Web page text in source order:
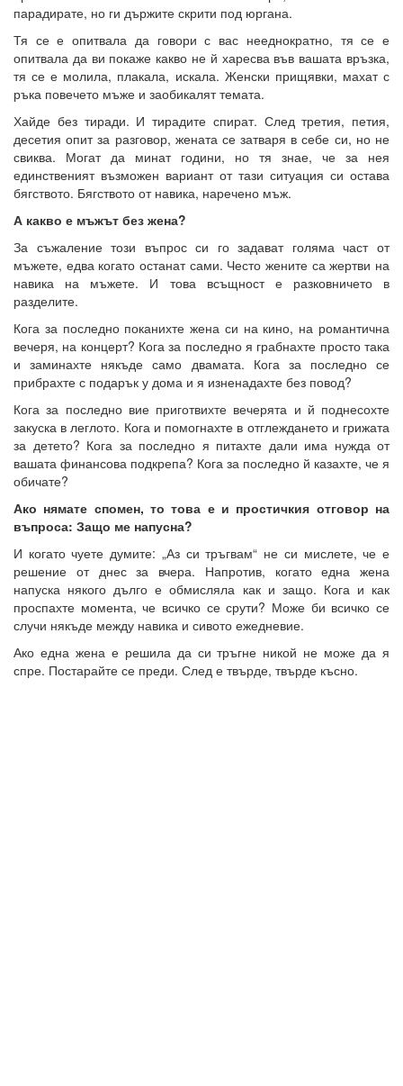
парадирате, но ги държите скрити под юргана.
Тя се е опитвала да говори с вас нееднократно, тя се е
опитвала да ви покаже какво не й харесва във вашата връзка,
тя се е молила, плакала, искала. Женски прищявки, махат с
ръка повечето мъже и заобикалят темата.
Хайде без тиради. И тирадите спират. След третия, петия,
десетия опит за разговор, жената се затваря в себе си, но не
свиква. Могат да минат години, но тя знае, че за нея
единственият възможен вариант от тази ситуация си остава
бягството. Бягството от навика, наречено мъж.
А какво е мъжът без жена?
За съжаление този въпрос си го задават голяма част от
мъжете, едва когато останат сами. Често жените са жертви на
навика на мъжете. И това всъщност е разковничето в
разделите.
Кога за последно поканихте жена си на кино, на романтична
вечеря, на концерт? Кога за последно я грабнахте просто така
и заминахте някъде само двамата. Кога за последно се
прибрахте с подарък у дома и я изненадахте без повод?
Кога за последно вие приготвихте вечерята и й поднесохте
закуска в леглото. Кога и помогнахте в отглеждането и грижата
за детето? Кога за последно я питахте дали има нужда от
вашата финансова подкрепа? Кога за последно й казахте, че я
обичате?
Ако нямате спомен, то това е и простичкия отговор на
въпроса: Защо ме напусна?
И когато чуете думите: „Аз си тръгвам“ не си мислете, че е
решение от днес за вчера. Напротив, когато една жена
напуска някого дълго е обмисляла как и защо. Кога и как
проспахте момента, че всичко се срути? Може би всичко се
случи някъде между навика и сивото ежедневие.
Ако една жена е решила да си тръгне никой не може да я
спре. Постарайте се преди. След е твърде, твърде късно.